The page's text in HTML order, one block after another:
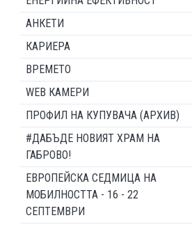
АНКЕТИ
КАРИЕРА
ВРЕМЕТО
WEB КАМЕРИ
ПРОФИЛ НА КУПУВАЧА (АРХИВ)
#ДАБЪДЕ НОВИЯТ ХРАМ НА
ГАБРОВО!
ЕВРОПЕЙСКА СЕДМИЦА НА
МОБИЛНОСТТА - 16 - 22
СЕПТЕМВРИ